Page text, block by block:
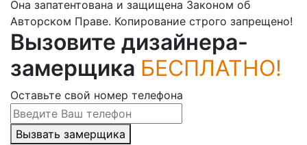
Она запатентована и защищена Законом об
Авторском Праве. Копирование строго запрещено!
Вызовите дизайнера-
замерщика БЕСПЛАТНО!
Оставьте свой номер телефона
Вызвать замерщика